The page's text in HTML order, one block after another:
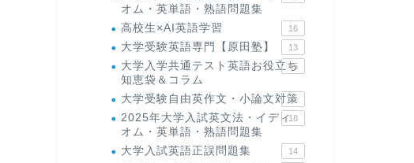
オム・英単語・熟語問題集
高校生×AI英語学習 16
大学受験英語専門【原田塾】 13
大学入学共通テスト英語お役立ち
知恵袋＆コラム
45
大学受験自由英作文・小論文対策
8
2025年大学入試英文法・イディ
オム・英単語・熟語問題集
18
大学入試英語正誤問題集 14